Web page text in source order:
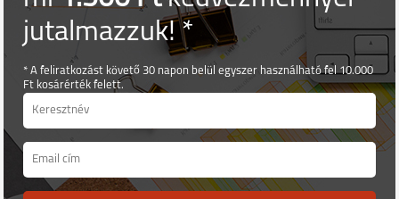
jutalmazzuk! *
* A feliratkozást követő 30 napon belül egyszer használható fel 10.000
Ft kosárérték felett.